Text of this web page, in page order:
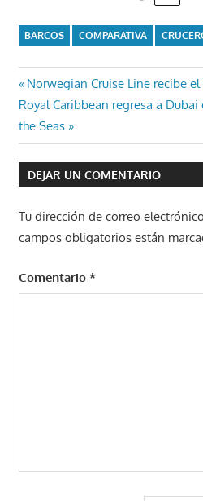
BARCOS COMPARATIVA
Navegación
de
entradas
Entrada
anterior:
Norwegian Cruise Line recibe
Entrada
siguiente:
Royal Caribbean regresa a Dubai
the Seas
DEJAR UN COMENTARIO
Tu dirección de correo
campos obligatorios están
Comentario *